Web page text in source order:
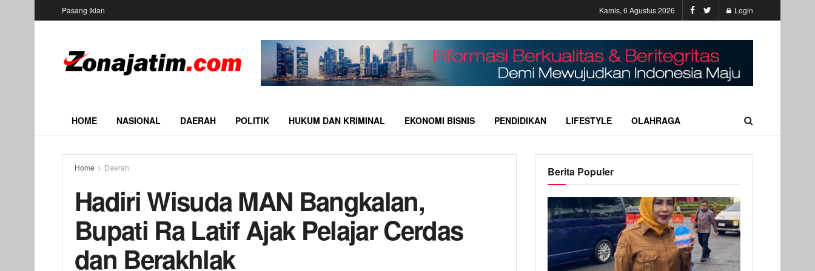
Pasang Iklan Kamis, 6 Agustus 2026 Login
HOME NASIONAL DAERAH POLITIK HUKUM DAN KRIMINAL EKONOMI BISNIS PENDIDIKAN LIFESTYLE OLAHRAGA
Home Daerah
Hadiri Wisuda MAN Bangkalan,
Bupati Ra Latif Ajak Pelajar Cerdas
dan Berakhlak
Berita Populer